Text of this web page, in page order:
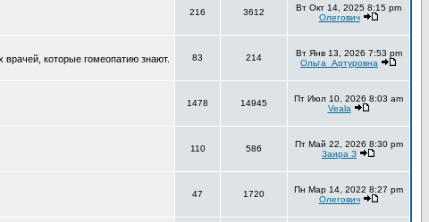
216 3612
Вт Окт 14, 2025 8:15 pm
Олегович
которые гомеопатию знают. 83 214
Вт Янв 13, 2026 7:53 pm
Ольга_Артуровна
1478 14945
Пт Июл 10, 2026 8:03 am
Veala
110 586
Пт Май 22, 2026 8:30 pm
Заира З
47 1720
Пн Мар 14, 2022 8:27 pm
Олегович